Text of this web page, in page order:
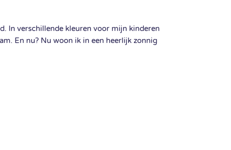
In verschillende kleuren voor mijn kinderen
En nu? Nu woon ik in een heerlijk zonnig